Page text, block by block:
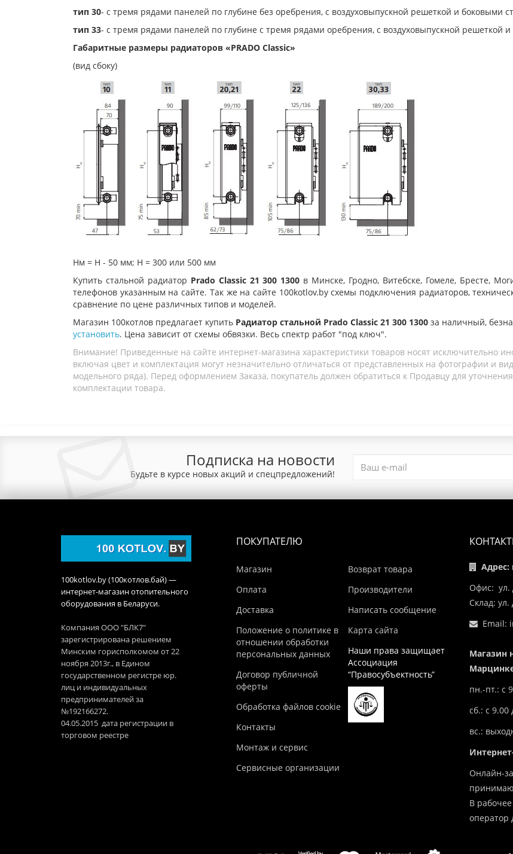
тип 30- с тремя рядами панелей по глубине без оребрения, с воздуховыпускной решеткой и боковыми
тип 33- с тремя рядами панелей по глубине с тремя рядами оребрения, с воздуховыпускной решеткой
Габаритные размеры радиаторов «PRADO Classic»
(вид сбоку)
Нм = Н - 50 мм; Н = 300 или 500 мм
Купить стальной радиатор Prado Classic 21 300 1300 в Минске, Гродно, Витебске, Гомеле, Бресте,
телефонов указанным на сайте. Так же на сайте 100kotlov.by схемы подключения радиаторов,
сравнение по цене различных типов и моделей.
Магазин 100котлов предлагает купить Радиатор стальной Prado Classic 21 300 1300 за наличный,
установить. Цена зависит от схемы обвязки. Весь спектр работ "под ключ".
Внимание! Приведенные на сайте интернет-магазина характеристики товаров носят исключительно
включая цвет и комплектация могут незначительно отличаться от представленных на фотографии и
модельного ряда). Перед оформлением Заказа, покупатель должен обратиться к Продавцу для
комплектации товара.
Подписка на новости
Будьте в курсе новых акций и спецпредложений!
100kotlov.by (100котлов.бай) —
интернет-магазин отопительного
оборудования в Беларуси.
Компания ООО "БЛК7"
зарегистрирована решением
Минским горисполкомом от 22
ноября 2013г., в Едином
государственном регистре юр.
лиц и индивидуальных
предпринимателей за
№192166272.
04.05.2015 дата регистрации в
торговом реестре
ПОКУПАТЕЛЮ
Магазин
Оплата
Доставка
Положение о политике в
отношении обработки
персональных данных
Договор публичной
оферты
Обработка файлов cookie
Контакты
Монтаж и сервис
Сервисные организации
Возврат товара
Производители
Написать сообщение
Карта сайта
Наши права защищает
Ассоциация
“Правосубъектность”
Адрес:
Офис: ул.
Склад:
Email:
Магазин
пн.-пт.: с
сб.: с 9.00
вс.:
Онлайн-
В
оператор